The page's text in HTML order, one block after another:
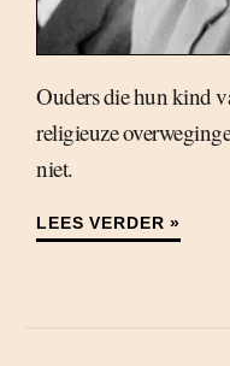
Ouders die hun kind
religieuze
niet.
LEES VERDER »